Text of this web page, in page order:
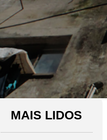
MAIS LIDOS